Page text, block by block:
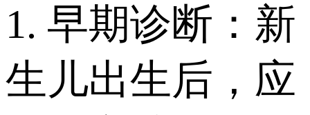
1. 早期诊断：新
生儿出生后，应